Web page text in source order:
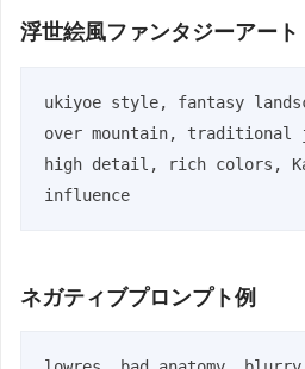
浮世絵風ファンタジーアート
ukiyoe style, fantasy
over mountain, traditional
high detail, rich colors,
influence
ネガティブプロンプト例